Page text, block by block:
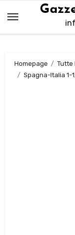
contenuto
Homepage Tutte
Spagna-Italia 1-